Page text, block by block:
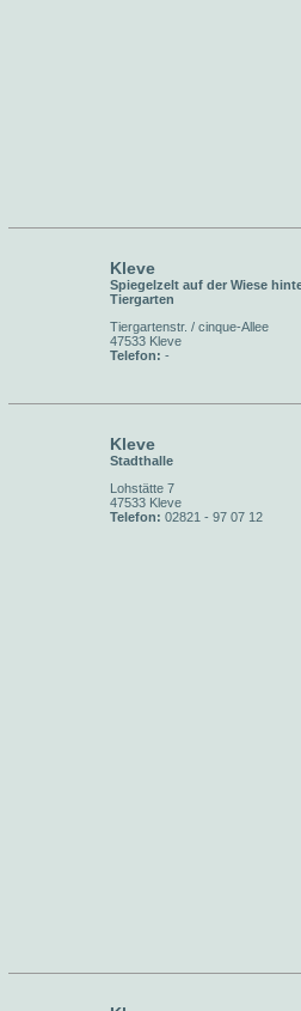
Kleve
Spiegelzelt auf der Wiese
Tiergarten
Tiergartenstr. / cinque-Allee
47533 Kleve
Telefon: -
Kleve
Stadthalle
Lohstätte 7
47533 Kleve
Telefon: 02821 - 97 07 12